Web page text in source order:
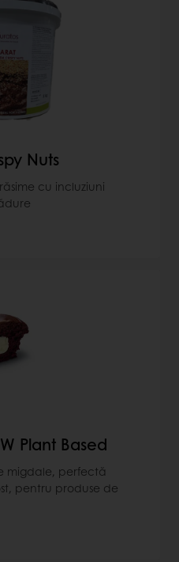
Nuts
cu incluziuni
Plant Based
migdale, perfectă
pentru produse de